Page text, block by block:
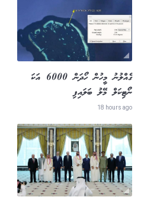
ގެއްލުނު މީހުން ހޯދަން 6000 އަކަ
ނޯޓިކަލް މޭލު ބަލައިފި
18 hours ago